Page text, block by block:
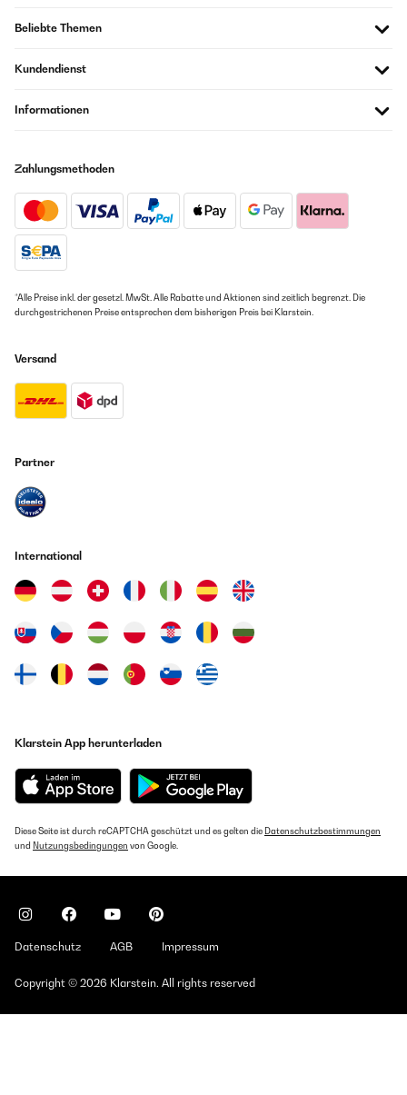
Beliebte Themen
Kundendienst
Informationen
Zahlungsmethoden
*Alle Preise inkl. der gesetzl. MwSt. Alle Rabatte und Aktionen sind zeitlich begrenzt. Die
durchgestrichenen Preise entsprechen dem bisherigen Preis bei Klarstein.
Versand
Partner
International
Klarstein App herunterladen
Diese Seite ist durch reCAPTCHA geschützt und es gelten die Datenschutzbestimmungen
und Nutzungsbedingungen von Google.
Datenschutz AGB Impressum
Copyright © 2026 Klarstein. All rights reserved